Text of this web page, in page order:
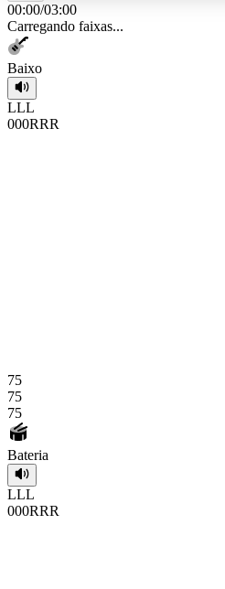
00:00/03:00
Carregando faixas...
Baixo
LLL
000RRR
75
75
75
Bateria
LLL
000RRR